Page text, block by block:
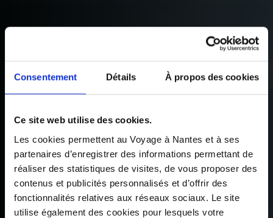
Consentement Détails À propos des cookies
Ce site web utilise des cookies.
Les cookies permettent au Voyage à Nantes et à ses
partenaires d’enregistrer des informations permettant de
réaliser des statistiques de visites, de vous proposer des
contenus et publicités personnalisés et d’offrir des
fonctionnalités relatives aux réseaux sociaux. Le site
utilise également des cookies pour lesquels votre